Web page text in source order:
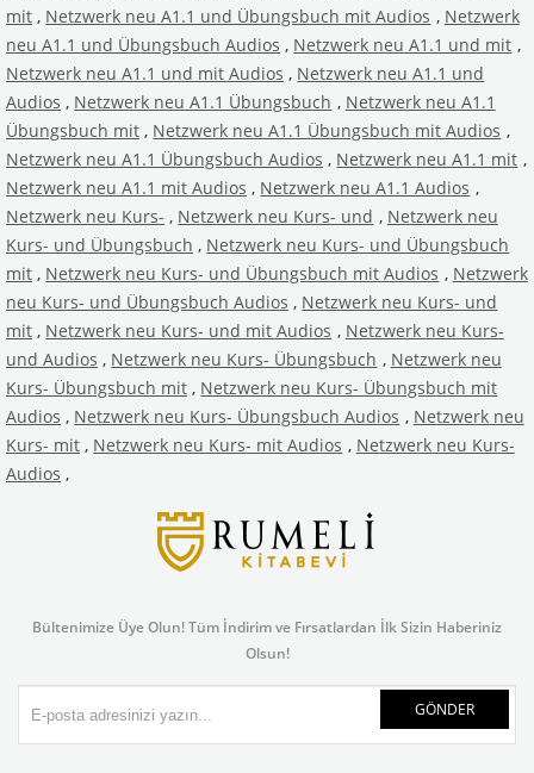
mit , Netzwerk neu A1.1 und Übungsbuch mit Audios , Netzwerk
neu A1.1 und Übungsbuch Audios , Netzwerk neu A1.1 und mit ,
Netzwerk neu A1.1 und mit Audios , Netzwerk neu A1.1 und
Audios , Netzwerk neu A1.1 Übungsbuch , Netzwerk neu A1.1
Übungsbuch mit , Netzwerk neu A1.1 Übungsbuch mit Audios ,
Netzwerk neu A1.1 Übungsbuch Audios , Netzwerk neu A1.1 mit ,
Netzwerk neu A1.1 mit Audios , Netzwerk neu A1.1 Audios ,
Netzwerk neu Kurs- , Netzwerk neu Kurs- und , Netzwerk neu
Kurs- und Übungsbuch , Netzwerk neu Kurs- und Übungsbuch
mit , Netzwerk neu Kurs- und Übungsbuch mit Audios , Netzwerk
neu Kurs- und Übungsbuch Audios , Netzwerk neu Kurs- und
mit , Netzwerk neu Kurs- und mit Audios , Netzwerk neu Kurs-
und Audios , Netzwerk neu Kurs- Übungsbuch , Netzwerk neu
Kurs- Übungsbuch mit , Netzwerk neu Kurs- Übungsbuch mit
Audios , Netzwerk neu Kurs- Übungsbuch Audios , Netzwerk neu
Kurs- mit , Netzwerk neu Kurs- mit Audios , Netzwerk neu Kurs-
Audios ,
Bültenimize Üye Olun! Tüm İndirim ve Fırsatlardan İlk Sizin Haberiniz
Olsun!
GÖNDER